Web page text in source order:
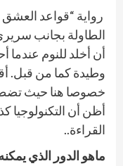
رواية “قواعد العشق
الطاولة بجانب
أن أخلد للنوم عندما
وطيدة كما من قبل.
خصوصا هنا حيث
أظن أن
القراءة..
ماهو الدور الذي